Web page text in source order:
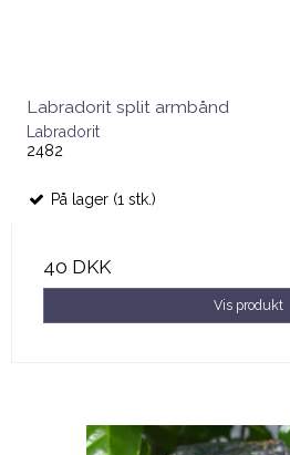
Labradorit split armbånd
Labradorit
2482
På lager (1 stk.)
40 DKK
Vis produkt